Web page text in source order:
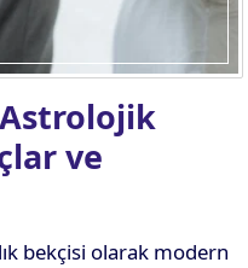
Astrolojik
ve
bekçisi olarak modern